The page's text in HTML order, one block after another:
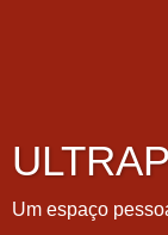
Um espaço